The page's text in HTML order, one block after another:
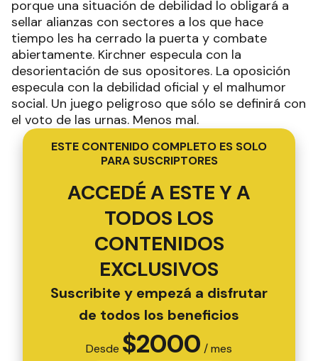
porque una situación de debilidad lo obligará a
sellar alianzas con sectores a los que hace
tiempo les ha cerrado la puerta y combate
abiertamente. Kirchner especula con la
desorientación de sus opositores. La oposición
especula con la debilidad oficial y el malhumor
social. Un juego peligroso que sólo se definirá con
el voto de las urnas. Menos mal.
ESTE CONTENIDO COMPLETO ES SOLO
PARA SUSCRIPTORES
ACCEDÉ A ESTE Y A
TODOS LOS
CONTENIDOS
EXCLUSIVOS
Suscribite y empezá a disfrutar
de todos los beneficios
Desde $2000 / mes